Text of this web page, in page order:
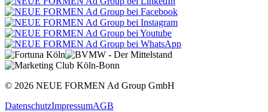
© 2026 NEUE FORMEN Ad Group GmbH
DatenschutzImpressumAGB